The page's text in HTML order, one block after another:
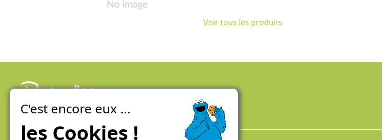
Voir tous les produits
La ferme de Genève
C'est encore eux ...
les Cookies !